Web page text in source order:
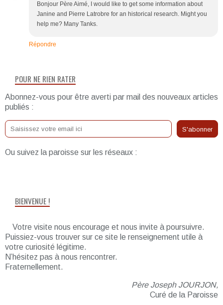
Bonjour Père Aimé, I would like to get some information about
Janine and Pierre Latrobre for an historical research. Might you
help me? Many Tanks.
Répondre
POUR NE RIEN RATER
Abonnez-vous pour être averti par mail des nouveaux articles
publiés :
Ou suivez la paroisse sur les réseaux :
BIENVENUE !
Votre visite nous encourage et nous invite à poursuivre.
Puissiez-vous trouver sur ce site le renseignement utile à
votre curiosité légitime.
N’hésitez pas à nous rencontrer.
Fraternellement.
Père Joseph JOURJON,
Curé de la Paroisse